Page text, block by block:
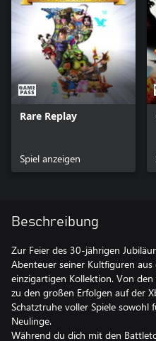
Rare Replay
Spiel anzeigen
Beschreibung
Zur Feier des 30-jährigen
Abenteuer seiner Kultfiguren
einzigartigen Kollektion. Von
zu den großen Erfolgen auf der
Schatztruhe voller Spiele sowohl
Neulinge.
Während du dich mit den